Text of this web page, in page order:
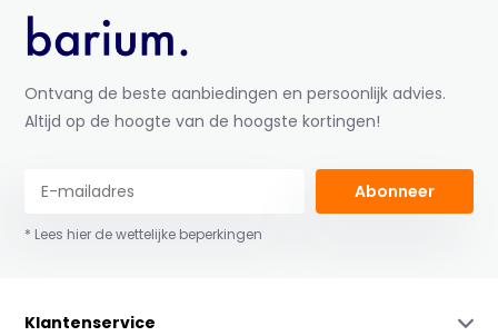
Ontvang de beste aanbiedingen en persoonlijk advies.
Altijd op de hoogte van de hoogste kortingen!
Abonneer
* Lees hier de wettelijke beperkingen
Klantenservice